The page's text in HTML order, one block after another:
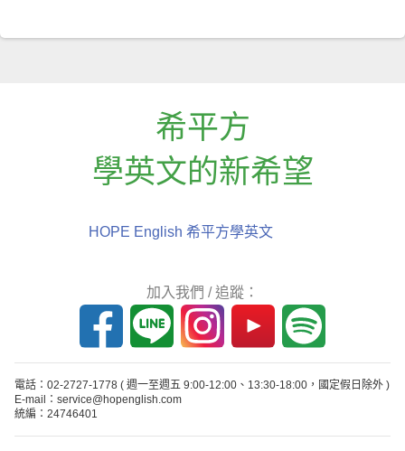
希平方
學英文的新希望
HOPE English 希平方學英文
加入我們 / 追蹤：
電話：02-2727-1778 ( 週一至週五 9:00-12:00、13:30-18:00，國定假日除外 )
E-mail：service@hopenglish.com
統編：24746401